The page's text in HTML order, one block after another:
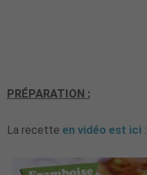
PRÉPARATION :
La recette en vidéo est ici :